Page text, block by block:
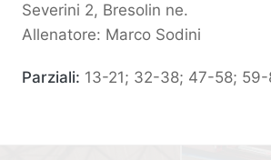
Severini 2, Bresolin ne.
Allenatore: Marco Sodini
Parziali: 13-21; 32-38; 47-58; 59-